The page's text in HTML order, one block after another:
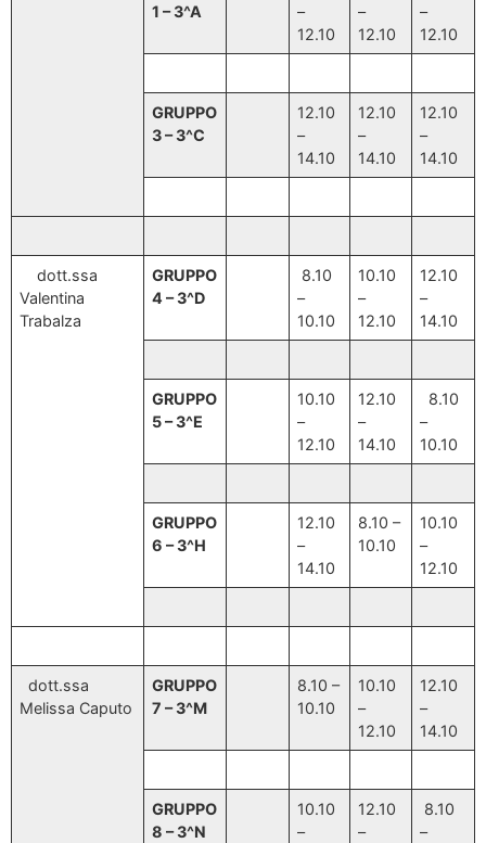
1 – 3^A
–
12.10
–
12.10
–
12.10
GRUPPO
3 – 3^C
12.10
–
14.10
12.10
–
14.10
12.10
–
14.10
dott.ssa
Valentina
Trabalza
GRUPPO
4 – 3^D
8.10
–
10.10
10.10
–
12.10
12.10
–
14.10
GRUPPO
5 – 3^E
10.10
–
12.10
12.10
–
14.10
8.10
–
10.10
GRUPPO
6 – 3^H
12.10
–
14.10
8.10 –
10.10
10.10
–
12.10
dott.ssa
Melissa Caputo
GRUPPO
7 – 3^M
8.10 –
10.10
10.10
–
12.10
12.10
–
14.10
GRUPPO
8 – 3^N
10.10
–
12.10
–
8.10
–